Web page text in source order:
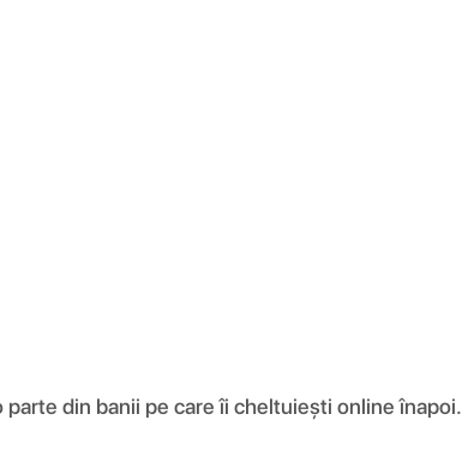
din banii pe care îi cheltuiești online înapoi.